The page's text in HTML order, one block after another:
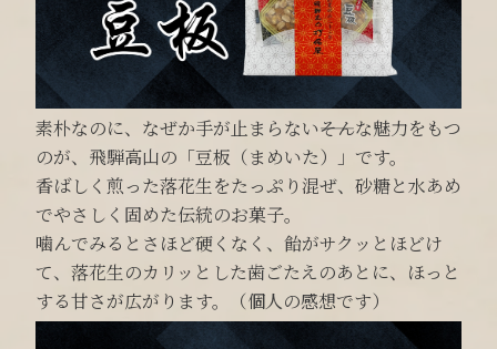
素朴なのに、なぜか手が止まらない――そんな魅力をもつ
のが、飛騨高山の「豆板（まめいた）」です。
香ばしく煎った落花生をたっぷり混ぜ、砂糖と水あめ
でやさしく固めた伝統のお菓子。
噛んでみるとさほど硬くなく、飴がサクッとほどけ
て、落花生のカリッとした歯ごたえのあとに、ほっと
する甘さが広がります。（個人の感想です）